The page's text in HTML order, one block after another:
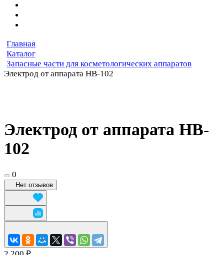
Главная
Каталог
Запасные части для косметологических аппаратов
Электрод от аппарата HB-102
Электрод от аппарата HB-
102
0
Нет отзывов